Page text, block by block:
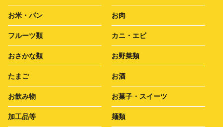
お米・パン お肉
フルーツ類 カニ・エビ
おさかな類 お野菜類
たまご お酒
お飲み物 お菓子・スイーツ
加工品等 麺類